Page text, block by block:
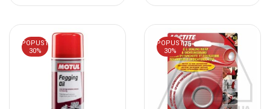
POPUST
30%
POPUST
30%